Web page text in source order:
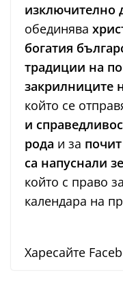
изключително
обединява
богатия
традиции на
закрилниците
който се
и
рода и за
са напуснали
който с право
календара на
Харесайте